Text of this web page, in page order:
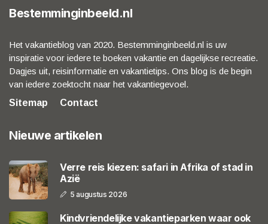
Bestemminginbeeld.nl
Het vakantieblog van 2020. Bestemminginbeeld.nl is uw
inspiratie voor iedere te boeken vakantie en dagelijkse recreatie.
Dagjes uit, reisinformatie en vakantietips. Ons blog is de begin
van iedere zoektocht naar het vakantiegevoel.
Sitemap
Contact
Nieuwe artikelen
Verre reis kiezen: safari in Afrika of stad in
Azië
5 augustus 2026
Kindvriendelijke vakantieparken waar ook